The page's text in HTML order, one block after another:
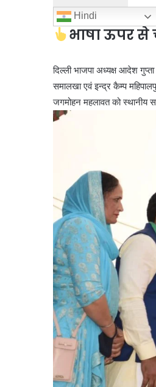
Hindi
भाषा ऊपर
दिल्ली भाजपा अध्यक्ष आदेश
समालखा एवं इन्द्र कैम्प
जगमोहन महलावत को स्थानीय